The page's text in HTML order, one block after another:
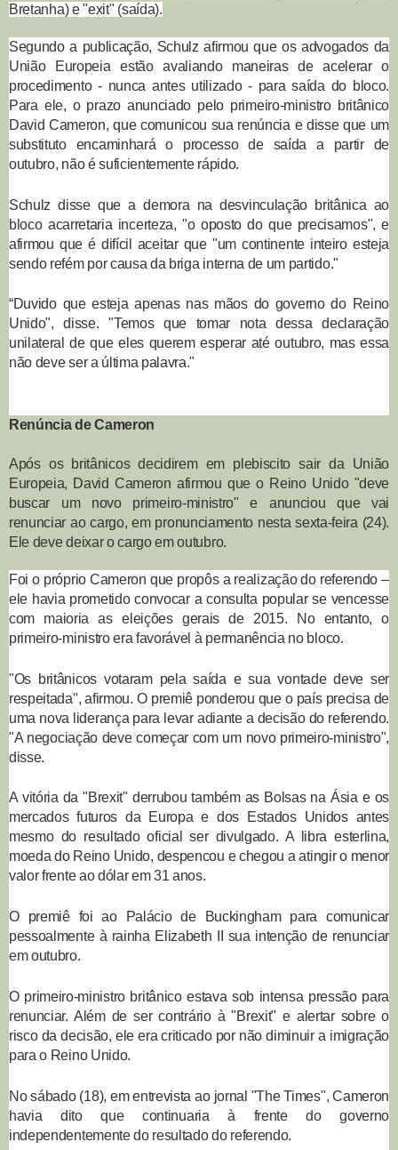
Bretanha) e "exit" (saída).
Segundo a publicação, Schulz afirmou que os advogados da
União Europeia estão avaliando maneiras de acelerar o
procedimento - nunca antes utilizado - para saída do bloco.
Para ele, o prazo anunciado pelo primeiro-ministro britânico
David Cameron, que comunicou sua renúncia e disse que um
substituto encaminhará o processo de saída a partir de
outubro, não é suficientemente rápido.
Schulz disse que a demora na desvinculação britânica ao
bloco acarretaria incerteza, "o oposto do que precisamos", e
afirmou que é difícil aceitar que "um continente inteiro esteja
sendo refém por causa da briga interna de um partido."
“Duvido que esteja apenas nas mãos do governo do Reino
Unido", disse. "Temos que tomar nota dessa declaração
unilateral de que eles querem esperar até outubro, mas essa
não deve ser a última palavra."
Renúncia de Cameron
Após os britânicos decidirem em plebiscito sair da União
Europeia, David Cameron afirmou que o Reino Unido "deve
buscar um novo primeiro-ministro" e anunciou que vai
renunciar ao cargo, em pronunciamento nesta sexta-feira (24).
Ele deve deixar o cargo em outubro.
Foi o próprio Cameron que propôs a realização do referendo –
ele havia prometido convocar a consulta popular se vencesse
com maioria as eleições gerais de 2015. No entanto, o
primeiro-ministro era favorável à permanência no bloco.
"Os britânicos votaram pela saída e sua vontade deve ser
respeitada", afirmou. O premiê ponderou que o país precisa de
uma nova liderança para levar adiante a decisão do referendo.
"A negociação deve começar com um novo primeiro-ministro",
disse.
A vitória da "Brexit" derrubou também as Bolsas na Ásia e os
mercados futuros da Europa e dos Estados Unidos antes
mesmo do resultado oficial ser divulgado. A libra esterlina,
moeda do Reino Unido, despencou e chegou a atingir o menor
valor frente ao dólar em 31 anos.
O premiê foi ao Palácio de Buckingham para comunicar
pessoalmente à rainha Elizabeth II sua intenção de renunciar
em outubro.
O primeiro-ministro britânico estava sob intensa pressão para
renunciar. Além de ser contrário à "Brexit" e alertar sobre o
risco da decisão, ele era criticado por não diminuir a imigração
para o Reino Unido.
No sábado (18), em entrevista ao jornal "The Times", Cameron
havia dito que continuaria à frente do governo
independentemente do resultado do referendo.